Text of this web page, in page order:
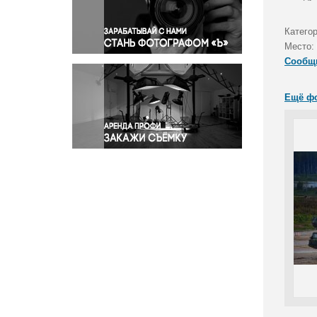
Правосудие
Происшествия и конфликты
Религия
Светская жизнь
Спорт
Экология
Экономика и бизнес
Место:
Ещё